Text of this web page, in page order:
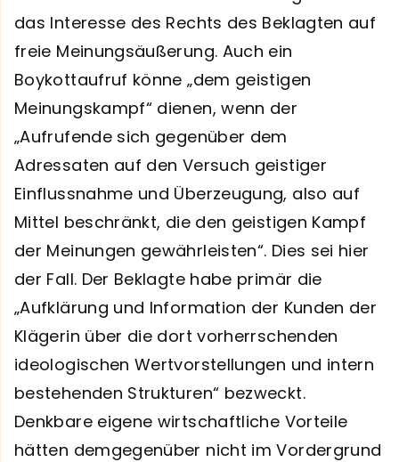
das Interesse des Rechts des Beklagten auf
freie Meinungsäußerung. Auch ein
Boykottaufruf könne „dem geistigen
Meinungskampf“ dienen, wenn der
„Aufrufende sich gegenüber dem
Adressaten auf den Versuch geistiger
Einflussnahme und Überzeugung, also auf
Mittel beschränkt, die den geistigen Kampf
der Meinungen gewährleisten“. Dies sei hier
der Fall. Der Beklagte habe primär die
„Aufklärung und Information der Kunden der
Klägerin über die dort vorherrschenden
ideologischen Wertvorstellungen und intern
bestehenden Strukturen“ bezweckt.
Denkbare eigene wirtschaftliche Vorteile
hätten demgegenüber nicht im Vordergrund